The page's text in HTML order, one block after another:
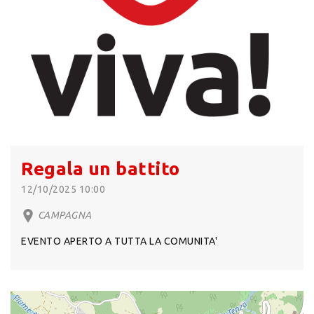
Regala un battito
12/10/2025 10:00
CAMPAGNA
EVENTO APERTO A TUTTA LA COMUNITA'